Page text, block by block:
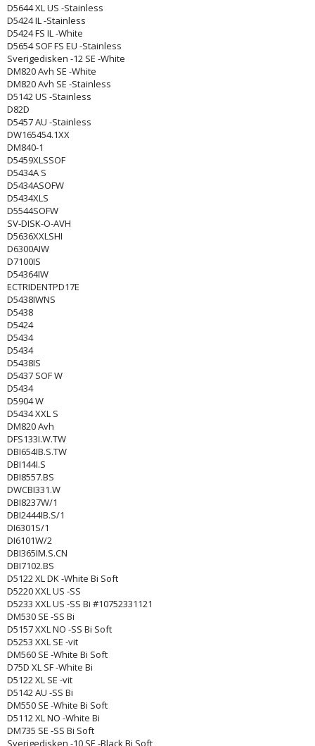
D5644 XL US -Stainless
D5424 IL -Stainless
D5424 FS IL -White
D5654 SOF FS EU -Stainless
Sverigedisken -12 SE -White
DM820 Avh SE -White
DM820 Avh SE -Stainless
D5142 US -Stainless
D82D
D5457 AU -Stainless
DW165454.1XX
DM840-1
D5459XLSSOF
D5434A S
D5434ASOFW
D5434XLS
D5544SOFW
SV-DISK-O-AVH
D5636XXLSHI
D6300AIW
D7100IS
D54364IW
ECTRIDENTPD17E
D5438IWNS
D5438
D5424
D5434
D5434
D5438IS
D5437 SOF W
D5434
D5904 W
D5434 XXL S
DM820 Avh
DFS133I.W.TW
DBI654IB.S.TW
DBI144I.S
DBI8557.BS
DWCBI331.W
DBI8237W/1
DBI2444IB.S/1
DI6301S/1
DI6101W/2
DBI365IM.S.CN
DBI7102.BS
D5122 XL DK -White Bi Soft
D5220 XXL US -SS
D5233 XXL US -SS Bi #10752331121
DM530 SE -SS Bi
D5157 XXL NO -SS Bi Soft
D5253 XXL SE -vit
DM560 SE -White Bi Soft
D75D XL SF -White Bi
D5122 XL SE -vit
D5142 AU -SS Bi
DM550 SE -White Bi Soft
D5112 XL NO -White Bi
DM735 SE -SS Bi Soft
Sverigedisken -10 SE -Black Bi Soft